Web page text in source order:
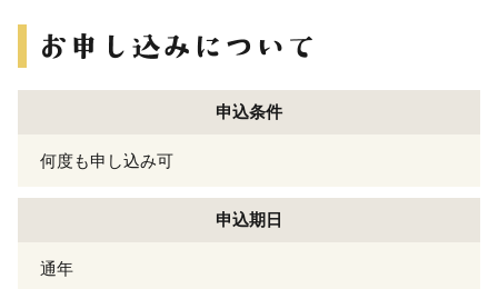
申込条件
何度も申し込み可
申込期日
通年